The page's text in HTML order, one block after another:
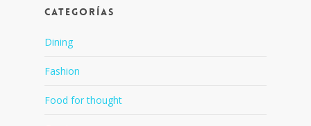
Categorías
Dining
Fashion
Food for thought